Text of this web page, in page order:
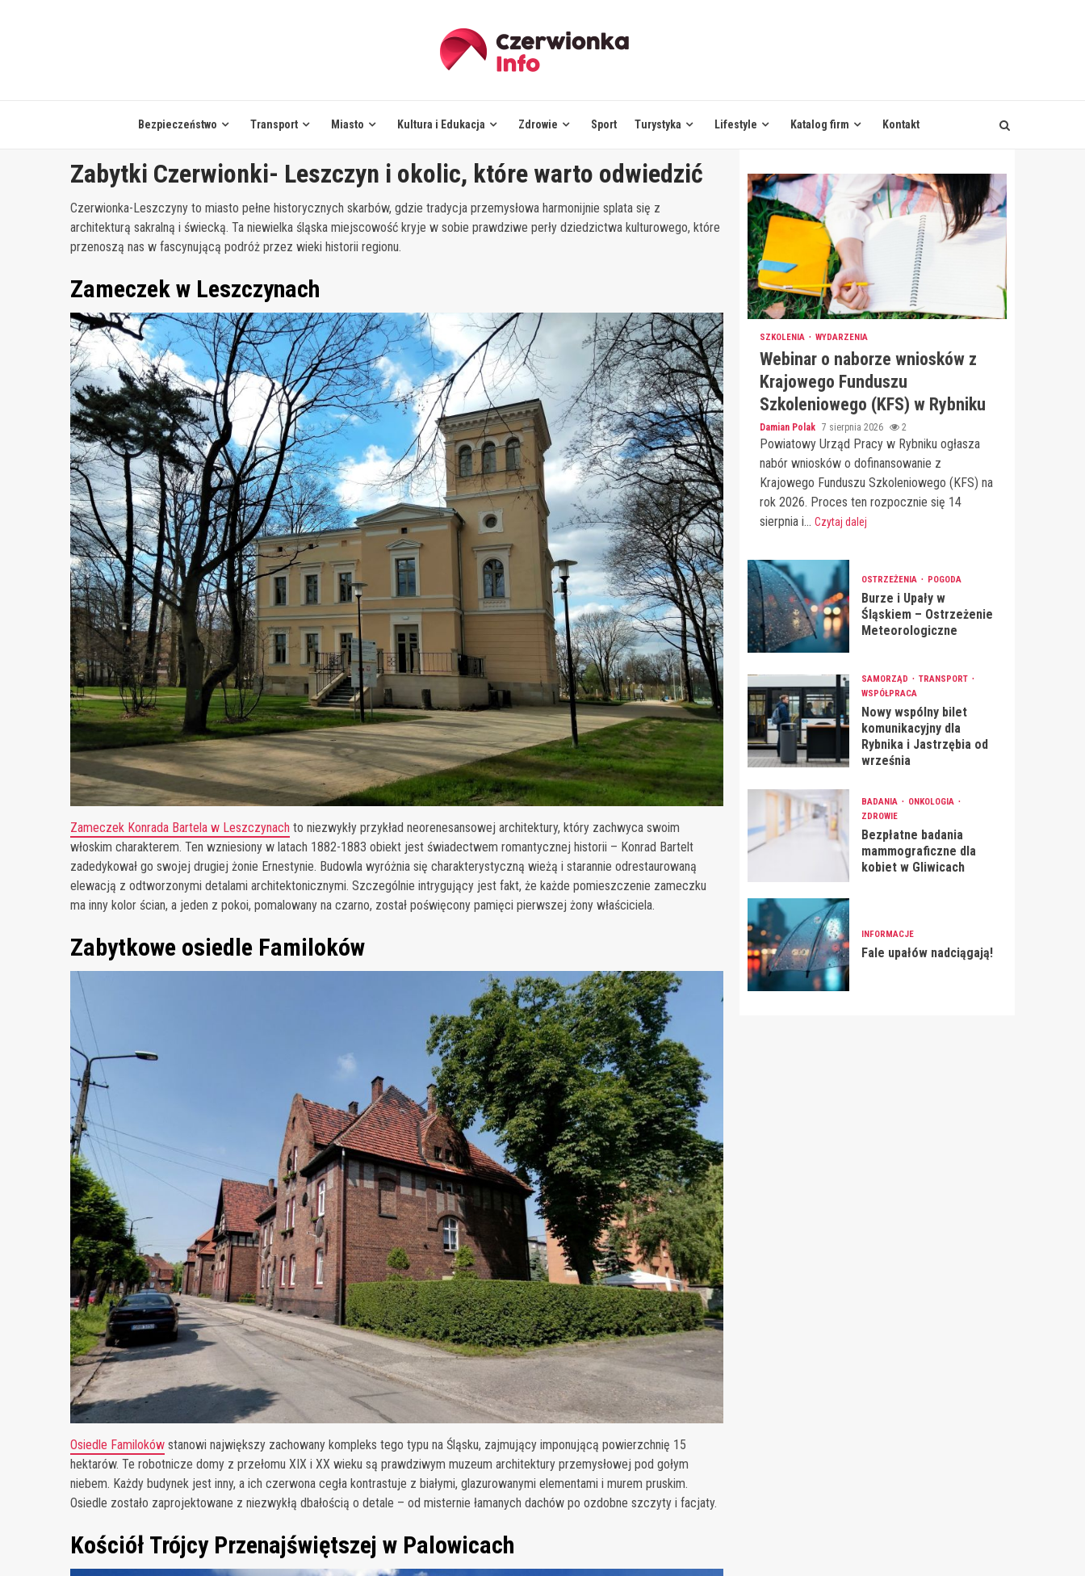
Bezpieczeństwo Transport Miasto Kultura i Edukacja Zdrowie Sport Turystyka Lifestyle Katalog firm Kontakt
Zabytki Czerwionki- Leszczyn i okolic, które warto odwiedzić
Czerwionka-Leszczyny to miasto pełne historycznych skarbów, gdzie tradycja przemysłowa harmonijnie splata się z
architekturą sakralną i świecką. Ta niewielka śląska miejscowość kryje w sobie prawdziwe perły dziedzictwa kulturowego, które
przenoszą nas w fascynującą podróż przez wieki historii regionu.
Zameczek w Leszczynach
Zameczek Konrada Bartela w Leszczynach to niezwykły przykład neorenesansowej architektury, który zachwyca swoim
włoskim charakterem. Ten wzniesiony w latach 1882-1883 obiekt jest świadectwem romantycznej historii – Konrad Bartelt
zadedykował go swojej drugiej żonie Ernestynie. Budowla wyróżnia się charakterystyczną wieżą i starannie odrestaurowaną
elewacją z odtworzonymi detalami architektonicznymi. Szczególnie intrygujący jest fakt, że każde pomieszczenie zameczku
ma inny kolor ścian, a jeden z pokoi, pomalowany na czarno, został poświęcony pamięci pierwszej żony właściciela.
Zabytkowe osiedle Familoków
Osiedle Familoków stanowi największy zachowany kompleks tego typu na Śląsku, zajmujący imponującą powierzchnię 15
hektarów. Te robotnicze domy z przełomu XIX i XX wieku są prawdziwym muzeum architektury przemysłowej pod gołym
niebem. Każdy budynek jest inny, a ich czerwona cegła kontrastuje z białymi, glazurowanymi elementami i murem pruskim.
Osiedle zostało zaprojektowane z niezwykłą dbałością o detale – od misternie łamanych dachów po ozdobne szczyty i facjaty.
Kościół Trójcy Przenajświętszej w Palowicach
SZKOLENIA WYDARZENIA
Webinar o naborze wniosków z
Krajowego Funduszu
Szkoleniowego (KFS) w Rybniku
Damian Polak 7 sierpnia 2026 2
Powiatowy Urząd Pracy w Rybniku ogłasza
nabór wniosków o dofinansowanie z
Krajowego Funduszu Szkoleniowego (KFS) na
rok 2026. Proces ten rozpocznie się 14
sierpnia i... Czytaj dalej
OSTRZEŻENIA POGODA
Burze i Upały w
Śląskiem – Ostrzeżenie
Meteorologiczne
SAMORZĄD
TRANSPORT
WSPÓŁPRACA
Nowy wspólny bilet
komunikacyjny dla
Rybnika i Jastrzębia od
września
BADANIA
ONKOLOGIA
ZDROWIE
Bezpłatne badania
mammograficzne dla
kobiet w Gliwicach
INFORMACJE
Fale upałów nadciągają!